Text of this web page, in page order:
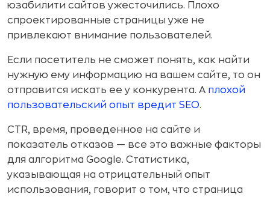
юзабилити сайтов ужесточились. Плохо
спроектированные страницы уже не
привлекают внимание пользователей.
Если посетитель не сможет понять, как найти
нужную ему информацию на вашем сайте, то он
отправится искать ее у конкурента. А плохой
пользовательский опыт вредит SEO.
CTR, время, проведенное на сайте и
показатель отказов — все это важные факторы
для алгоритма Google. Статистика,
указывающая на отрицательный опыт
использования, говорит о том, что страница